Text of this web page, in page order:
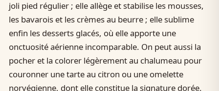
joli pied régulier ; elle allège et stabilise les mousses,
les bavarois et les crèmes au beurre ; elle sublime
enfin les desserts glacés, où elle apporte une
onctuosité aérienne incomparable. On peut aussi la
pocher et la colorer légèrement au chalumeau pour
couronner une tarte au citron ou une omelette
norvégienne, dont elle constitue la signature dorée.